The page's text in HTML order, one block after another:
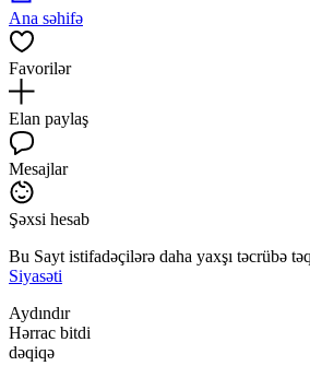
Ana səhifə
Favorilər
Elan paylaş
Mesajlar
Şəxsi hesab
Bu Sayt istifadəçilərə daha yaxşı təcrübə
Siyasəti
Aydındır
Hərrac bitdi
dəqiqə